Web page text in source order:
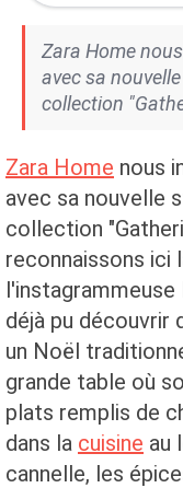
Zara Home
avec sa
collection
Zara Home nous
avec sa nouvelle
collection
reconnaissons ici
l'instagrammeuse
déjà pu découvrir
un Noël
grande table où
plats remplis de
dans la cuisine au
cannelle, les